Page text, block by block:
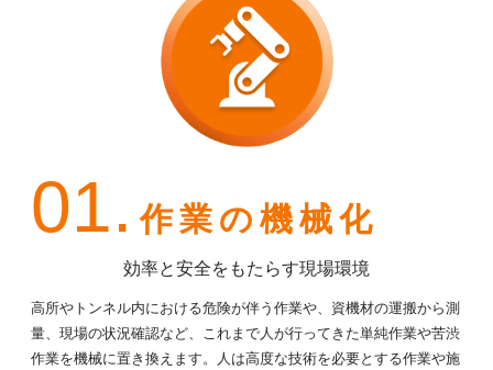
01. 作業の機械化
効率と安全をもたらす現場環境
高所やトンネル内における危険が伴う作業や、資機材の運搬から測
量、現場の状況確認など、これまで人が行ってきた単純作業や苦渋
作業を機械に置き換えます。人は高度な技術を必要とする作業や施